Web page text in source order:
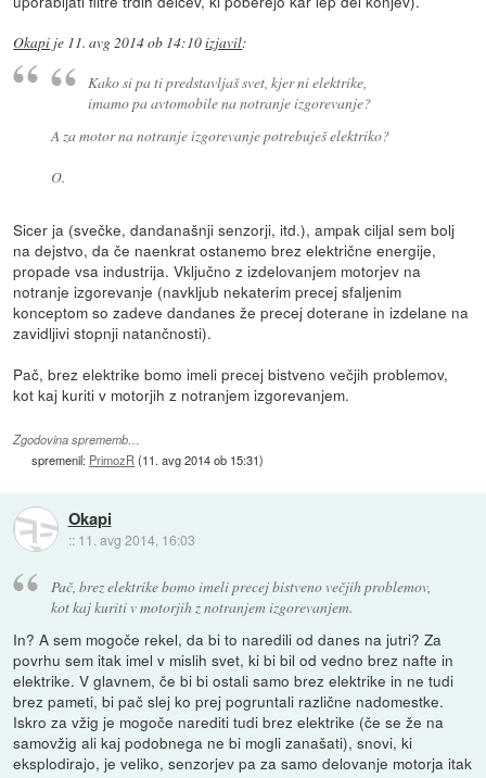
Okapi je 11. avg 2014 ob 14:10izjavil:
Kako si pa ti predstavljaš svet, kjer ni elektrike,
imamo pa avtomobile na notranje izgorevanje?
A za motor na notranje izgorevanje potrebuješ elektriko?
O.
Sicer ja (svečke, dandanašnji senzorji, itd.), ampak ciljal sem bolj
na dejstvo, da če naenkrat ostanemo brez električne energije,
propade vsa industrija. Vključno z izdelovanjem motorjev na
notranje izgorevanje (navkljub nekaterim precej sfaljenim
konceptom so zadeve dandanes že precej doterane in izdelane na
zavidljivi stopnji natančnosti).
Pač, brez elektrike bomo imeli precej bistveno večjih problemov,
kot kaj kuriti v motorjih z notranjem izgorevanjem.
Zgodovina sprememb…
spremenil: PrimozR (11. avg 2014 ob 15:31)
Okapi
:: 11. avg 2014, 16:03
Pač, brez elektrike bomo imeli precej bistveno večjih problemov,
kot kaj kuriti v motorjih z notranjem izgorevanjem.
In? A sem mogoče rekel, da bi to naredili od danes na jutri? Za
povrhu sem itak imel v mislih svet, ki bi bil od vedno brez nafte in
elektrike. V glavnem, če bi bi ostali samo brez elektrike in ne tudi
brez pameti, bi pač slej ko prej pogruntali različne nadomestke.
Iskro za vžig je mogoče narediti tudi brez elektrike (če se že na
samovžig ali kaj podobnega ne bi mogli zanašati), snovi, ki
eksplodirajo, je veliko, senzorjev pa za samo delovanje motorja itak